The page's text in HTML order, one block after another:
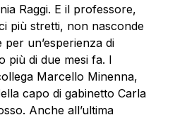
Raggi. E il professore,
più stretti, non nasconde
un’esperienza di
più di due mesi fa. I
Marcello Minenna,
capo di gabinetto Carla
Anche all’ultima